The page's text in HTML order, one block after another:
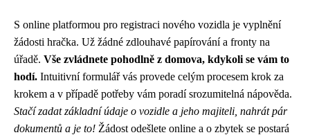
S online platformou pro registraci nového vozidla je vyplnění
žádosti hračka. Už žádné zdlouhavé papírování a fronty na
úřadě. Vše zvládnete pohodlně z domova, kdykoli se vám to
hodí. Intuitivní formulář vás provede celým procesem krok za
krokem a v případě potřeby vám poradí srozumitelná nápověda.
Stačí zadat základní údaje o vozidle a jeho majiteli, nahrát pár
dokumentů a je to! Žádost odešlete online a o zbytek se postará